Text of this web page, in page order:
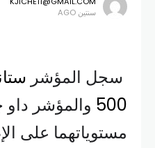
سنتين AGO
سجل المؤشر
500 والمؤشر داو
مستوياتهما على